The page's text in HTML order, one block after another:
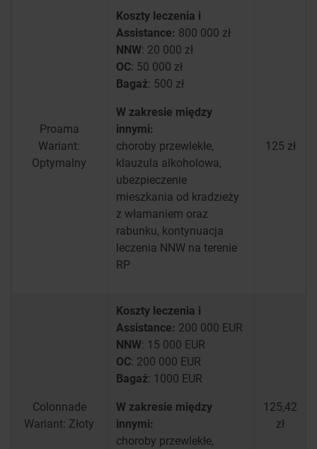
Proama
Wariant:
Optymalny
Koszty leczenia i
Assistance: 800 000 zł
NNW: 20 000 zł
OC: 50 000 zł
Bagaż: 500 zł
W zakresie między
innymi:
choroby przewlekłe,
klauzula alkoholowa,
ubezpieczenie
mieszkania od kradzieży
z włamaniem oraz
rabunku, kontynuacja
leczenia NNW na terenie
RP
125 zł
Colonnade
Wariant: Złoty
Koszty leczenia i
Assistance: 200 000 EUR
NNW: 15 000 EUR
OC: 200 000 EUR
Bagaż: 1000 EUR
W zakresie między
innymi:
choroby przewlekłe,
125,42
zł